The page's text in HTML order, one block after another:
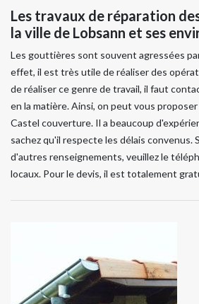
Les travaux de réparation
la ville de Lobsann et ses
Les gouttières sont souvent agressées
effet, il est très utile de réaliser des
de réaliser ce genre de travail, il faut
en la matière. Ainsi, on peut vous
Castel couverture. Il a beaucoup
sachez qu'il respecte les délais convenus.
d'autres renseignements, veuillez le
locaux. Pour le devis, il est totalement